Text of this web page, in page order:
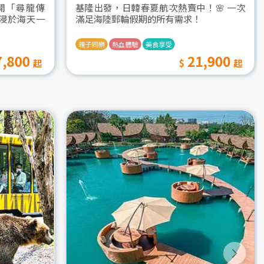
「尋龍傳
於海天一
基隆出發，日韓春夏航次熱賣中！🌸 一次
滿足海陸郵輪假期的所有需求！
親子同樂 熱血體驗 美食享受
21,900